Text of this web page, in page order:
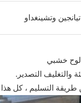
تيانجين وتشينغداو